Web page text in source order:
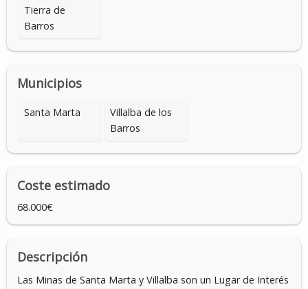
Tierra de
Barros
Municipios
Santa Marta
Villalba de los
Barros
Coste estimado
68.000€
Descripción
Las Minas de Santa Marta y Villalba son un Lugar de Interés